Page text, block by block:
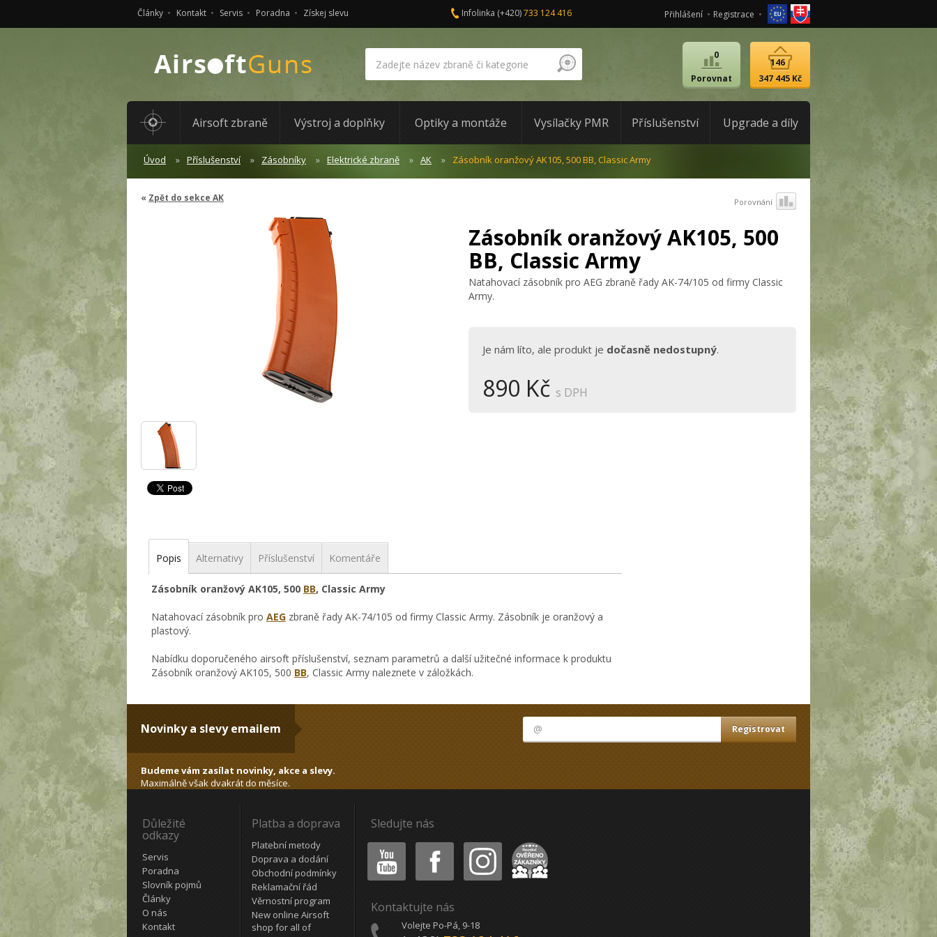
Články Kontakt Servis Poradna Získej slevu Infolinka (+420)733 124 416 Přihlášení Registrace
Porovnat
0
347 445 Kč
146
Airsoft zbraně Výstroj a doplňky Optiky a montáže Vysílačky PMR Příslušenství Upgrade a díly
Úvod Příslušenství Zásobníky Elektrické zbraně AK Zásobník oranžový AK105, 500 BB, Classic Army
Zpět do sekce AK Porovnání
Zásobník oranžový AK105, 500
BB, Classic Army
Natahovací zásobník pro AEG zbraně řady AK-74/105 od firmy Classic
Army.
Je nám líto, ale produkt je dočasně nedostupný.
890 Kč s DPH
Popis Alternativy Příslušenství Komentáře
Zásobník oranžový AK105, 500 BB, Classic Army
Natahovací zásobník pro AEG zbraně řady AK-74/105 od firmy Classic Army. Zásobník je oranžový a
plastový.
Nabídku doporučeného airsoft příslušenství, seznam parametrů a další užitečné informace k produktu
Zásobník oranžový AK105, 500 BB, Classic Army naleznete v záložkách.
Novinky a slevy emailem
Budeme vám zasílat novinky, akce a slevy.
Maximálně však dvakrát do měsíce.
Důležité
odkazy
Servis
Poradna
Slovník pojmů
Články
O nás
Kontakt
Platba a doprava
Platební metody
Doprava a dodání
Obchodní podmínky
Reklamační řád
Věrnostní program
New online Airsoft
shop for all of
Sledujte nás
Youtube Facebook Instagram Heureka
Kontaktujte nás
Volejte Po-Pá, 9-18